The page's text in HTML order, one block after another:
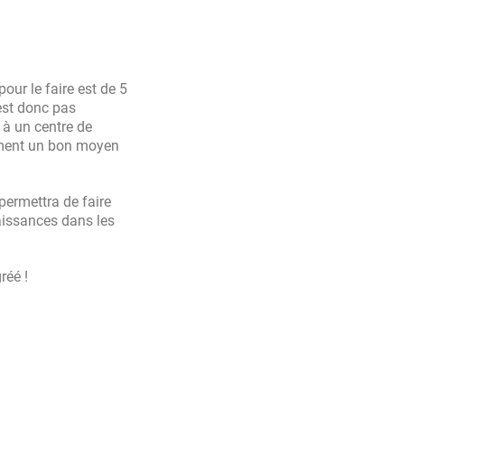
le faire est de 5
donc pas
un centre de
un bon moyen
de faire
dans les
!